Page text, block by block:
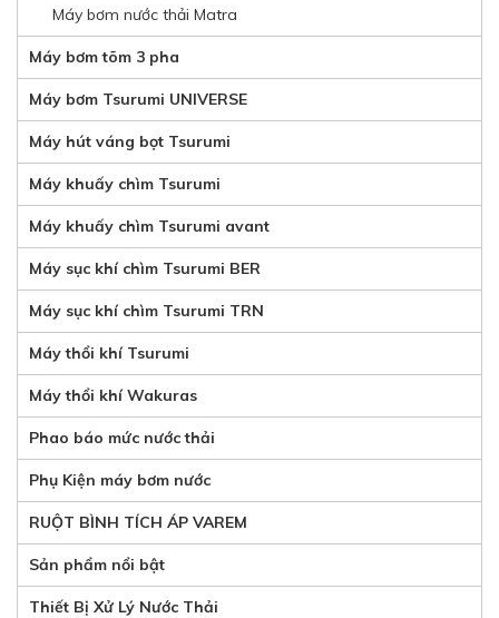
Máy bơm nước thải Matra
Máy bơm tõm 3 pha
Máy bơm Tsurumi UNIVERSE
Máy hút váng bọt Tsurumi
Máy khuấy chìm Tsurumi
Máy khuấy chìm Tsurumi avant
Máy sục khí chìm Tsurumi BER
Máy sục khí chìm Tsurumi TRN
Máy thổi khí Tsurumi
Máy thổi khí Wakuras
Phao báo mức nước thải
Phụ Kiện máy bơm nước
RUỘT BÌNH TÍCH ÁP VAREM
Sản phẩm nổi bật
Thiết Bị Xử Lý Nước Thải